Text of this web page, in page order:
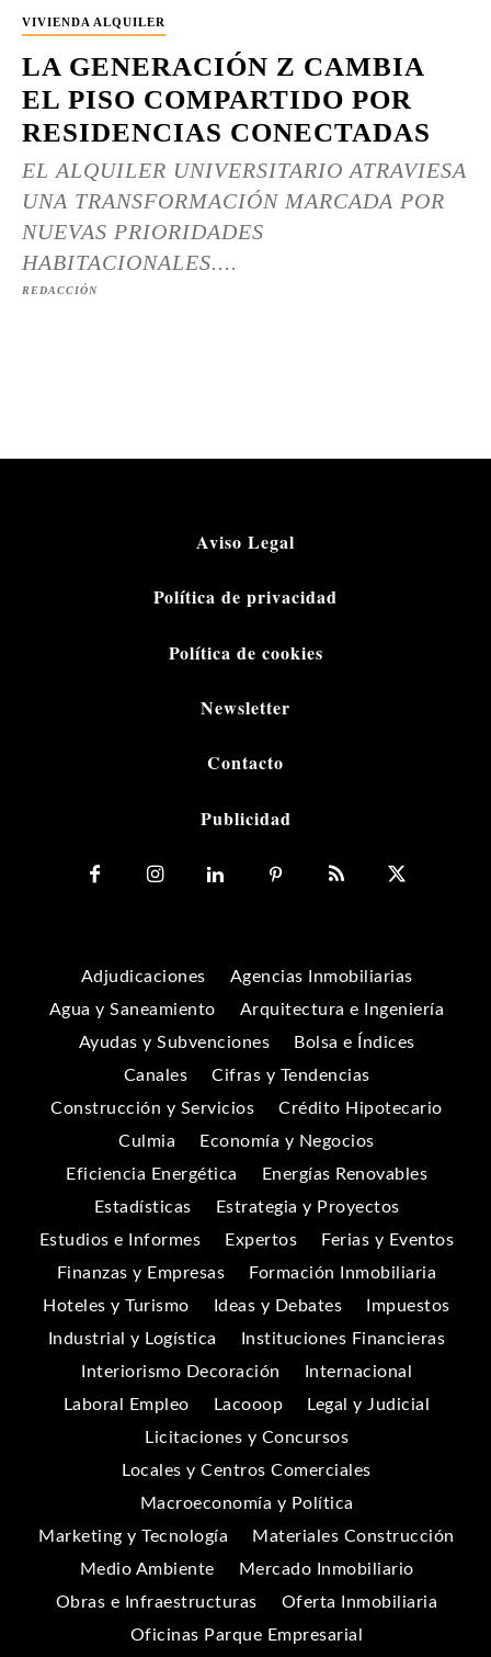
VIVIENDA ALQUILER
LA GENERACIÓN Z CAMBIA
EL PISO COMPARTIDO POR
RESIDENCIAS CONECTADAS
EL ALQUILER UNIVERSITARIO ATRAVIESA
UNA TRANSFORMACIÓN MARCADA POR
NUEVAS PRIORIDADES
HABITACIONALES....
REDACCIÓN
Aviso Legal
Política de privacidad
Política de cookies
Newsletter
Contacto
Publicidad
Adjudicaciones
Agencias Inmobiliarias
Agua y Saneamiento
Arquitectura e Ingeniería
Ayudas y Subvenciones
Bolsa e Índices
Canales
Cifras y Tendencias
Construcción y Servicios
Crédito Hipotecario
Culmia
Economía y Negocios
Eficiencia Energética
Energías Renovables
Estadísticas
Estrategia y Proyectos
Estudios e Informes
Expertos
Ferias y Eventos
Finanzas y Empresas
Formación Inmobiliaria
Hoteles y Turismo
Ideas y Debates
Impuestos
Industrial y Logística
Instituciones Financieras
Interiorismo Decoración
Internacional
Laboral Empleo
Lacooop
Legal y Judicial
Licitaciones y Concursos
Locales y Centros Comerciales
Macroeconomía y Política
Marketing y Tecnología
Materiales Construcción
Medio Ambiente
Mercado Inmobiliario
Obras e Infraestructuras
Oferta Inmobiliaria
Oficinas Parque Empresarial